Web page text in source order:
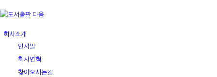
회사소개
인사말
회사연혁
찾아오시는길